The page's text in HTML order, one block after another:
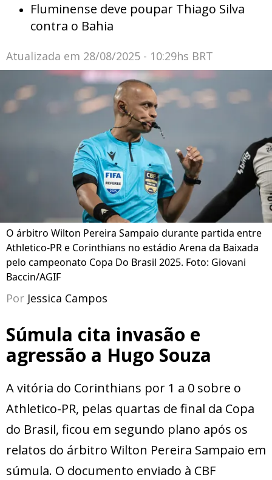
Fluminense deve poupar Thiago Silva
contra o Bahia
Atualizada em 28/08/2025 - 10:29hs BRT
O árbitro Wilton Pereira Sampaio durante partida entre
Athletico-PR e Corinthians no estádio Arena da Baixada
pelo campeonato Copa Do Brasil 2025. Foto: Giovani
Baccin/AGIF
Por Jessica Campos
Súmula cita invasão e
agressão a Hugo Souza
A vitória do Corinthians por 1 a 0 sobre o
Athletico-PR, pelas quartas de final da Copa
do Brasil, ficou em segundo plano após os
relatos do árbitro Wilton Pereira Sampaio em
súmula. O documento enviado à CBF